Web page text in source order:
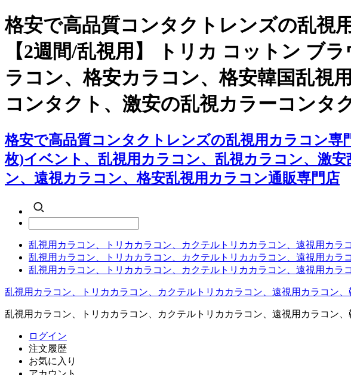
格安で高品質コンタクトレンズの乱視
【2週間/乱視用】 トリカ コットン ブ
ラコン、格安カラコン、格安韓国乱視
コンタクト、激安の乱視カラーコンタ
格安で高品質コンタクトレンズの乱視用カラコン専
枚)イベント、乱視用カラコン、乱視カラコン、激
ン、遠視カラコン、格安乱視用カラコン通販専門店
乱視用カラコン、トリカカラコン、カクテルトリカカラコン、遠視用カ
乱視用カラコン、トリカカラコン、カクテルトリカカラコン、遠視用カ
乱視用カラコン、トリカカラコン、カクテルトリカカラコン、遠視用カ
乱視用カラコン、トリカカラコン、カクテルトリカカラコン、遠視用カラコン
乱視用カラコン、トリカカラコン、カクテルトリカカラコン、遠視用カラコン
ログイン
注文履歴
お気に入り